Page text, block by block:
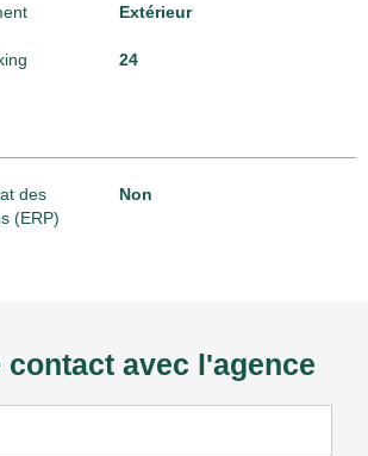
Extérieur
24
des
(ERP)
Non
contact avec l'agence